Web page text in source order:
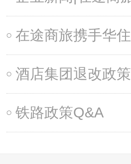
酒店集团退改政策
铁路政策Q&A